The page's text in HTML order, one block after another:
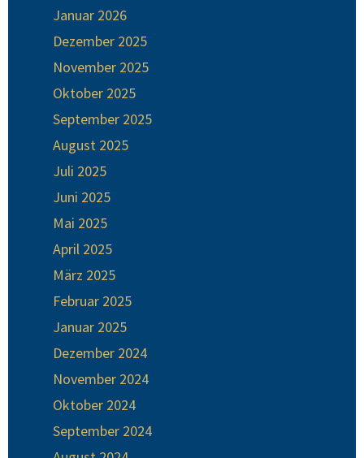
Januar 2026
Dezember 2025
November 2025
Oktober 2025
September 2025
August 2025
Juli 2025
Juni 2025
Mai 2025
April 2025
März 2025
Februar 2025
Januar 2025
Dezember 2024
November 2024
Oktober 2024
September 2024